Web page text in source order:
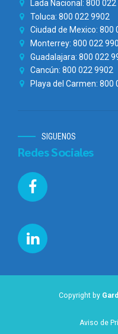
Lada Nacional: 800
Toluca: 800 022 9902
Ciudad de Mexico: 800
Monterrey: 800 022
Guadalajara: 800 022
Cancún: 800 022 9902
Playa del Carmen: 800
SIGUENOS
Redes Sociales
Copyright by
Aviso de